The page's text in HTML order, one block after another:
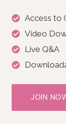
Access to
Video
Live Q&A
JOIN